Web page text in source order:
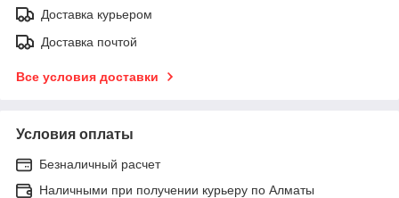
Доставка курьером
Доставка почтой
Все условия доставки
Условия оплаты
Безналичный расчет
Наличными при получении курьеру по Алматы